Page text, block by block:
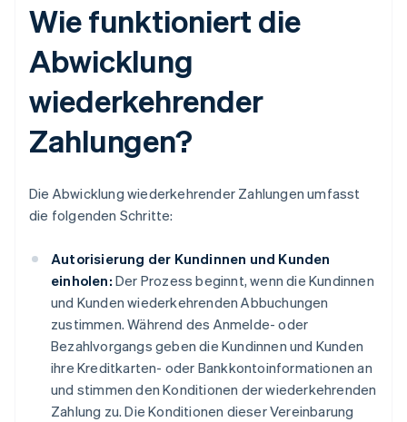
Wie funktioniert die
Abwicklung
wiederkehrender
Zahlungen?
Die Abwicklung wiederkehrender Zahlungen umfasst
die folgenden Schritte:
Autorisierung der Kundinnen und Kunden
einholen: Der Prozess beginnt, wenn die Kundinnen
und Kunden wiederkehrenden Abbuchungen
zustimmen. Während des Anmelde- oder
Bezahlvorgangs geben die Kundinnen und Kunden
ihre Kreditkarten- oder Bankkontoinformationen an
und stimmen den Konditionen der wiederkehrenden
Zahlung zu. Die Konditionen dieser Vereinbarung